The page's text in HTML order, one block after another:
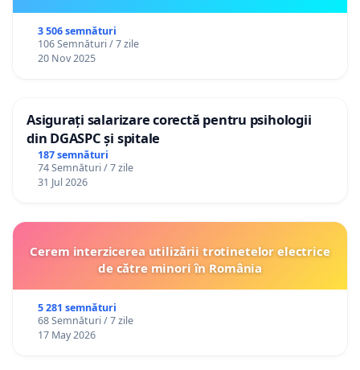
3 506 semnături
106 Semnături / 7 zile
20 Nov 2025
Asigurați salarizare corectă pentru psihologii
din DGASPC și spitale
187 semnături
74 Semnături / 7 zile
31 Jul 2026
Cerem interzicerea utilizării trotinetelor electrice
de către minori în România
5 281 semnături
68 Semnături / 7 zile
17 May 2026